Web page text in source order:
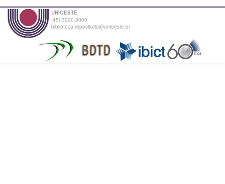
UNIOESTE
(45) 3220-3000
biblioteca.repositorio@unioeste.br